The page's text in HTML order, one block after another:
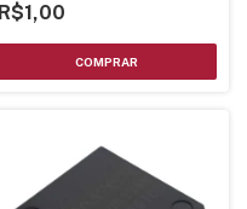
R$1,00